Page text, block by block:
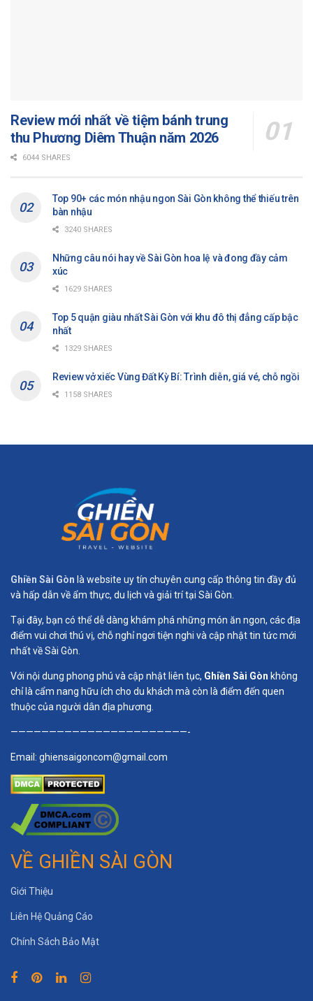
Review mới nhất về tiệm bánh trung
thu Phương Diêm Thuận năm 2026
6044 SHARES
Top 90+ các món nhậu ngon Sài Gòn không thể thiếu trên
bàn nhậu
3240 SHARES
Những câu nói hay về Sài Gòn hoa lệ và đong đầy cảm
xúc
1629 SHARES
Top 5 quận giàu nhất Sài Gòn với khu đô thị đẳng cấp bậc
nhất
1329 SHARES
Review vở xiếc Vùng Đất Kỳ Bí: Trình diễn, giá vé, chỗ ngồi
1158 SHARES
Ghiền Sài Gòn là website uy tín chuyên cung cấp thông tin đầy đủ
và hấp dẫn về ẩm thực, du lịch và giải trí tại Sài Gòn.
Tại đây, bạn có thể dễ dàng khám phá những món ăn ngon, các địa
điểm vui chơi thú vị, chỗ nghỉ ngơi tiện nghi và cập nhật tin tức mới
nhất về Sài Gòn.
Với nội dung phong phú và cập nhật liên tục, Ghiền Sài Gòn không
chỉ là cẩm nang hữu ích cho du khách mà còn là điểm đến quen
thuộc của người dân địa phương.
———————————————————————-
Email: ghiensaigoncom@gmail.com
VỀ GHIỀN SÀI GÒN
Giới Thiệu
Liên Hệ Quảng Cáo
Chính Sách Bảo Mật